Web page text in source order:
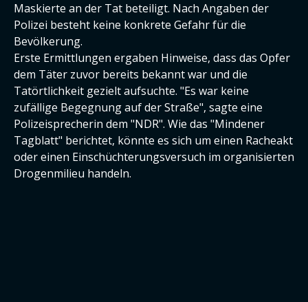
Maskierte an der Tat beteiligt. Nach Angaben der
Polizei besteht keine konkrete Gefahr für die
Bevölkerung.
Erste Ermittlungen ergaben Hinweise, dass das Opfer
dem Täter zuvor bereits bekannt war und die
Tatörtlichkeit gezielt aufsuchte. "Es war keine
zufällige Begegnung auf der Straße", sagte eine
Polizeisprecherin dem "NDR". Wie das "Mindener
Tagblatt" berichtet, könnte es sich um einen Racheakt
oder einen Einschüchterungsversuch im organisierten
Drogenmilieu handeln.